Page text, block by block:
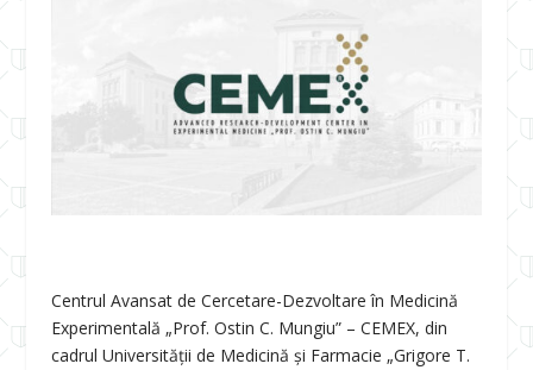
Centrul Avansat de Cercetare-Dezvoltare în Medicină
Experimentală „Prof. Ostin C. Mungiu” – CEMEX, din
cadrul Universității de Medicină și Farmacie „Grigore T.